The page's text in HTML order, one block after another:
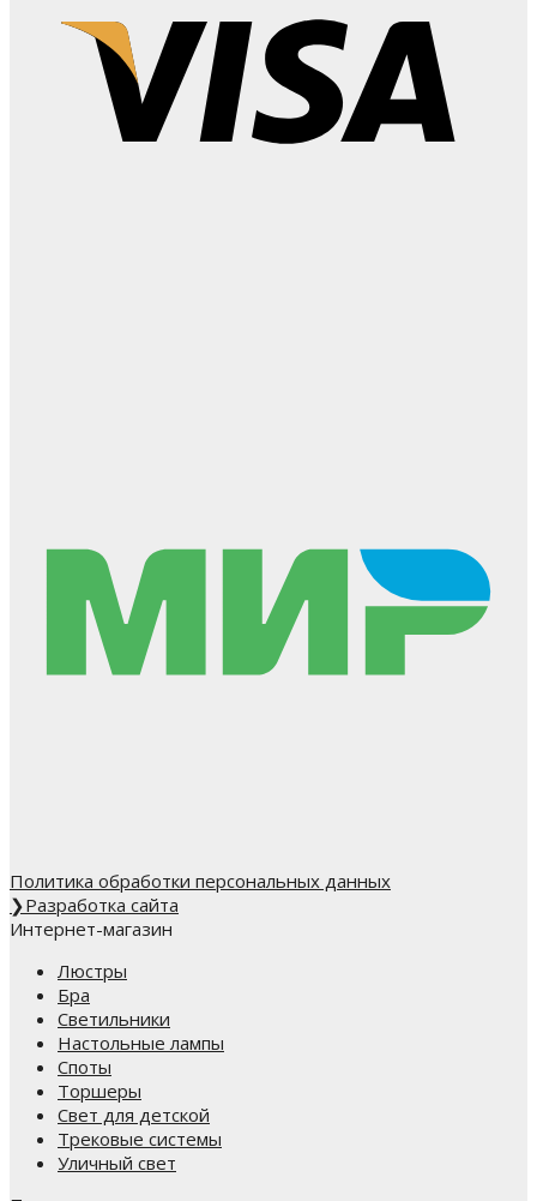
Политика обработки персональных данных
❯Разработка сайта
Интернет-магазин
Люстры
Бра
Светильники
Настольные лампы
Споты
Торшеры
Свет для детской
Трековые системы
Уличный свет